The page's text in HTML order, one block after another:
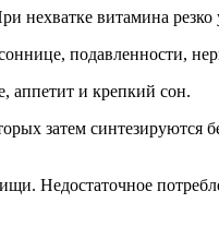
нехватке витамина
подавленности,
аппетит и крепкий сон.
затем синтезируются
Недостаточное